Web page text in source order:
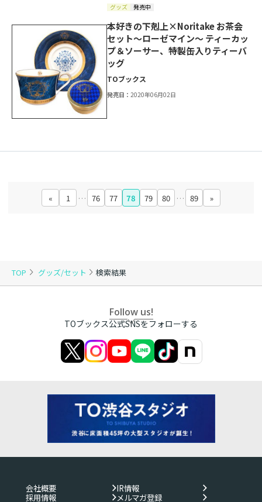
TOP グッズ/セット 検索結果
グッズ 発売中
本好きの下剋上×Noritake お茶会
セット～ローゼマイン～ ティーカッ
プ＆ソーサー、特製缶入りティーバ
ッグ
TOブックス
発売日：2020年06月02日
« 1 … 76 77 78 79 80 … 89 »
Follow us!
TOブックス公式SNSをフォローする
会社概要
IR情報
採用情報
メルマガ登録